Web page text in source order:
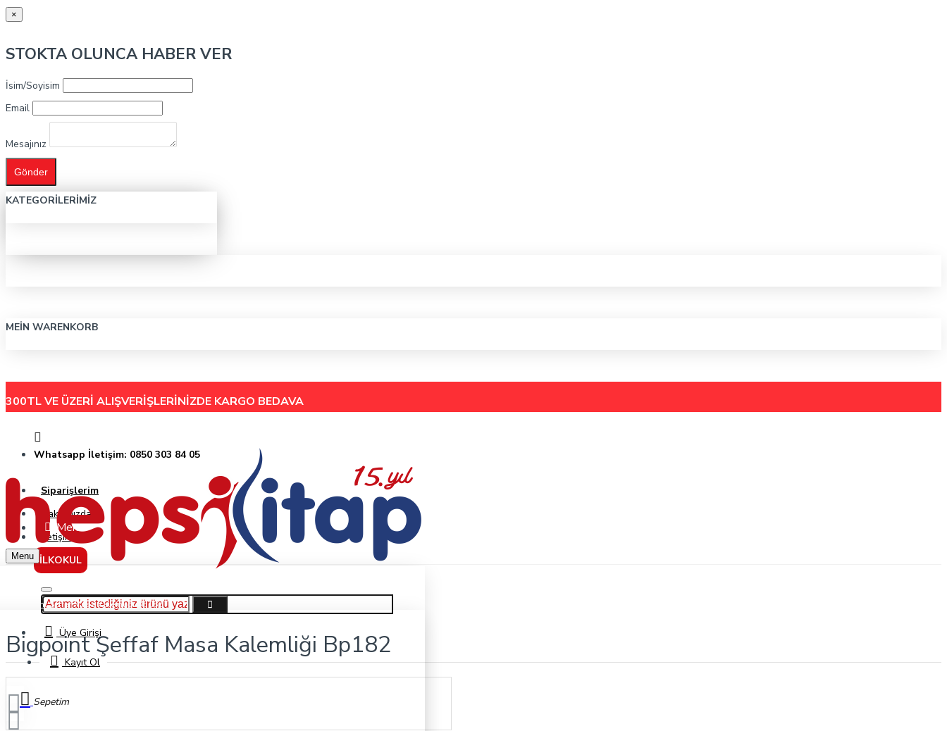
×
STOKTA OLUNCA HABER VER
İsim/Soyisim
Email
Mesajınız
Gönder
KATEGORILERIMIZ
MEIN WARENKORB
300TL VE ÜZERİ ALIŞVERİŞLERİNİZDE KARGO BEDAVA
Whatsapp İletişim: 0850 303 84 05
Siparişlerim
Hakkımızda
İletişim
Üye Girişi
Kayıt Ol
Sepetim
Menu
İLKOKUL
Menu
Bigpoint Şeffaf Masa Kalemliği Bp182
Bigpoint Şeffaf Masa Kalemliği Bp182